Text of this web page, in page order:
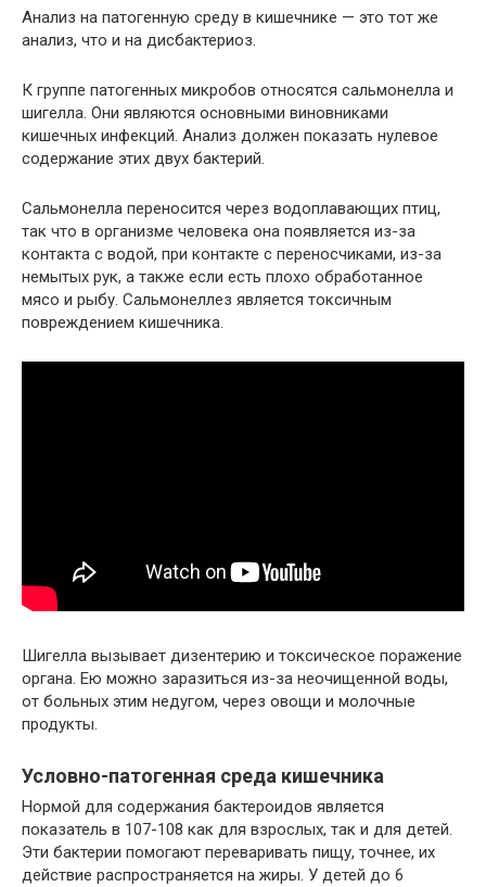
Анализ на патогенную среду в кишечнике — это тот же
анализ, что и на дисбактериоз.
К группе патогенных микробов относятся сальмонелла и
шигелла. Они являются основными виновниками
кишечных инфекций. Анализ должен показать нулевое
содержание этих двух бактерий.
Сальмонелла переносится через водоплавающих птиц,
так что в организме человека она появляется из-за
контакта с водой, при контакте с переносчиками, из-за
немытых рук, а также если есть плохо обработанное
мясо и рыбу. Сальмонеллез является токсичным
повреждением кишечника.
Шигелла вызывает дизентерию и токсическое поражение
органа. Ею можно заразиться из-за неочищенной воды,
от больных этим недугом, через овощи и молочные
продукты.
Условно-патогенная среда кишечника
Нормой для содержания бактероидов является
показатель в 107-108 как для взрослых, так и для детей.
Эти бактерии помогают переваривать пищу, точнее, их
действие распространяется на жиры. У детей до 6